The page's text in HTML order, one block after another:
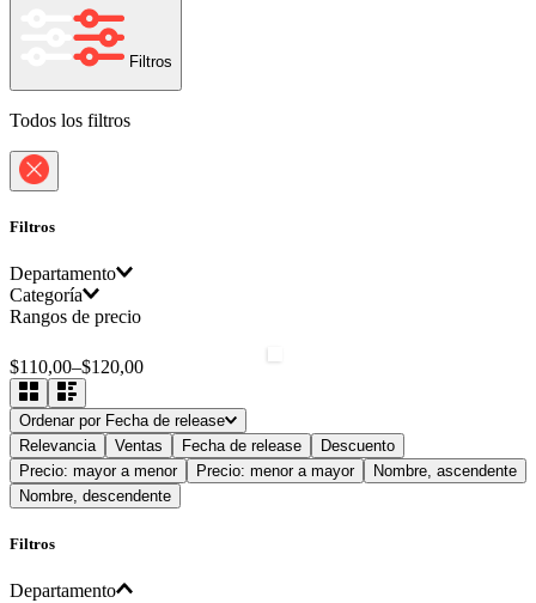
Filtros
Todos los filtros
Filtros
Departamento
Audio
Categoría
Rangos de precio
$110,00–$120,00
Ordenar por Fecha de release
Relevancia
Ventas Fecha de release
Descuento
Precio: mayor a menor
Precio: menor a mayor
Nombre, ascendente
Nombre, descendente
Filtros
Departamento